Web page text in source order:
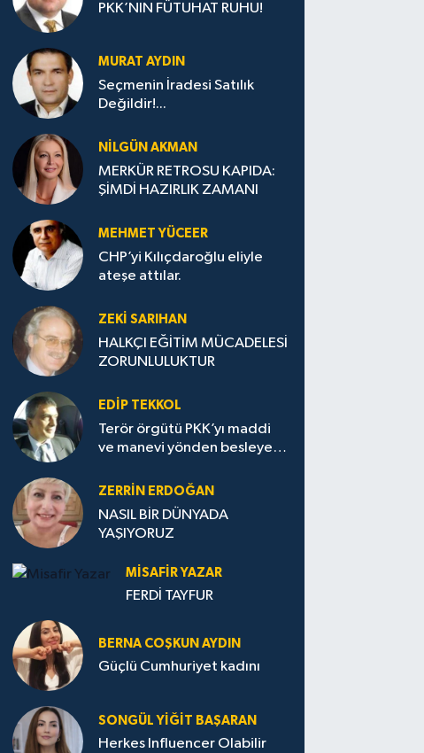
PKK’NIN FÜTUHAT RUHU!
MURAT AYDIN
Seçmenin İradesi Satılık
Değildir!...
NILGÜN AKMAN
MERKÜR RETROSU KAPIDA:
ŞİMDİ HAZIRLIK ZAMANI
MEHMET YÜCEER
CHP’yi Kılıçdaroğlu eliyle
ateşe attılar.
ZEKI SARIHAN
HALKÇI EĞİTİM MÜCADELESİ
ZORUNLULUKTUR
EDIP TEKKOL
Terör örgütü PKK’yı maddi
ve manevi yönden besleyen
ZERRIN ERDOĞAN
NASIL BİR DÜNYADA
YAŞIYORUZ
MISAFIR YAZAR
FERDİ TAYFUR
BERNA COŞKUN AYDIN
Güçlü Cumhuriyet kadını
SONGÜL YIĞIT BAŞARAN
Herkes Influencer Olabilir